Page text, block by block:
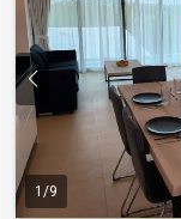
1 /9